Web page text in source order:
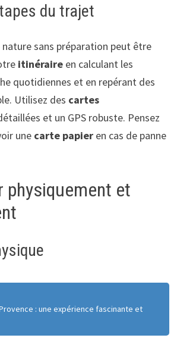
du trajet
nature sans préparation peut être
itinéraireen calculant les
quotidiennes et en repérant des
Utilisez des cartes
et un GPS robuste. Pensez
une carte papieren cas de panne
physiquement et
: une expérience fascinante et